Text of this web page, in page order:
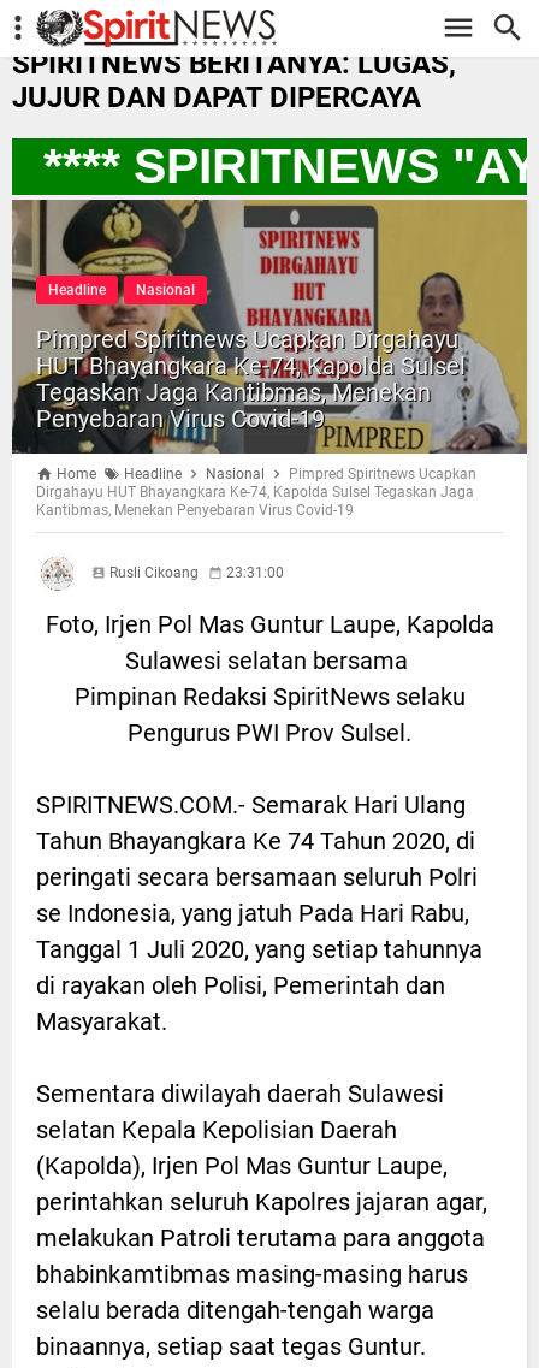
-->
SPIRITNEWS BERITANYA: LUGAS,
JUJUR DAN DAPAT DIPERCAYA
SPIRITNEWS
Headline Nasional
Pimpred Spiritnews Ucapkan Dirgahayu
HUT Bhayangkara Ke-74, Kapolda Sulsel
Tegaskan Jaga Kantibmas, Menekan
Penyebaran Virus Covid-19
Home Headline Nasional
Pimpred Spiritnews Ucapkan
Dirgahayu HUT Bhayangkara Ke-74, Kapolda Sulsel Tegaskan Jaga
Kantibmas, Menekan Penyebaran Virus Covid-19
Rusli Cikoang 23:31:00
Foto, Irjen Pol Mas Guntur Laupe, Kapolda
Sulawesi selatan bersama
Pimpinan Redaksi SpiritNews selaku
Pengurus PWI Prov Sulsel.
SPIRITNEWS.COM.- Semarak Hari Ulang
Tahun Bhayangkara Ke 74 Tahun 2020, di
peringati secara bersamaan seluruh Polri
se Indonesia, yang jatuh Pada Hari Rabu,
Tanggal 1 Juli 2020, yang setiap tahunnya
di rayakan oleh Polisi, Pemerintah dan
Masyarakat.
Sementara diwilayah daerah Sulawesi
selatan Kepala Kepolisian Daerah
(Kapolda), Irjen Pol Mas Guntur Laupe,
perintahkan seluruh Kapolres jajaran agar,
melakukan Patroli terutama para anggota
bhabinkamtibmas masing-masing harus
selalu berada ditengah-tengah warga
binaannya, setiap saat tegas Guntur.